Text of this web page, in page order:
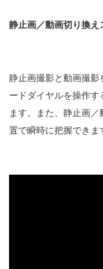
静止画／動画切り換え
静止画撮影と動画撮影
ードダイヤルを操作
ます。また、静止画
置で瞬時に把握できま